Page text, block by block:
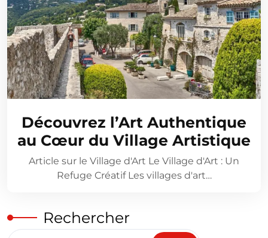
Découvrez l’Art Authentique
au Cœur du Village Artistique
Article sur le Village d'Art Le Village d'Art : Un
Refuge Créatif Les villages d'art…
Rechercher